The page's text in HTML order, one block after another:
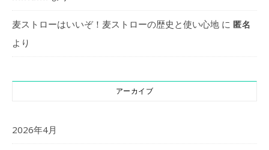
麦ストローはいいぞ！麦ストローの歴史と使い心地 に 匿名
より
アーカイブ
2026年4月